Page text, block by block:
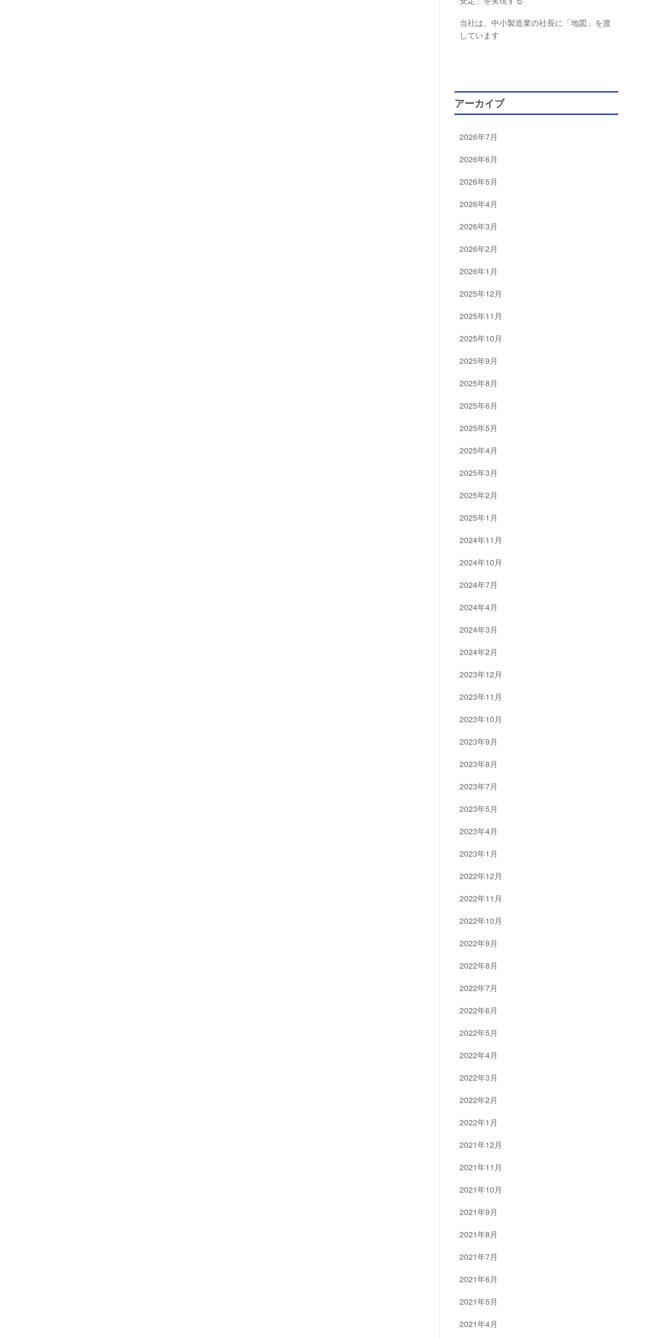
当社は、中小製造業の社長に「地図」を渡
しています
アーカイブ
2026年7月
2026年6月
2026年5月
2026年4月
2026年3月
2026年2月
2026年1月
2025年12月
2025年11月
2025年10月
2025年9月
2025年8月
2025年6月
2025年5月
2025年4月
2025年3月
2025年2月
2025年1月
2024年11月
2024年10月
2024年7月
2024年4月
2024年3月
2024年2月
2023年12月
2023年11月
2023年10月
2023年9月
2023年8月
2023年7月
2023年5月
2023年4月
2023年1月
2022年12月
2022年11月
2022年10月
2022年9月
2022年8月
2022年7月
2022年6月
2022年5月
2022年4月
2022年3月
2022年2月
2022年1月
2021年12月
2021年11月
2021年10月
2021年9月
2021年8月
2021年7月
2021年6月
2021年5月
2021年4月